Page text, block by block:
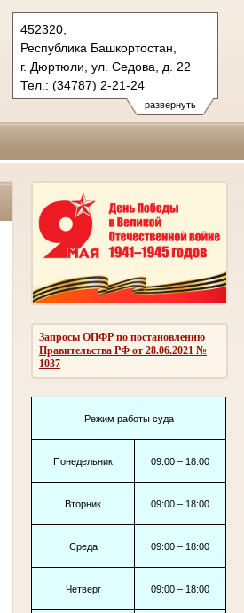
развернуть
452320,
Республика Башкортостан,
г. Дюртюли, ул. Седова, д. 22
Тел.: (34787) 2-21-24
diurtiulinsky.bkr@sudrf.ru
показать на карте
Запросы ОПФР по постановлению
Правительства РФ от 28.06.2021 №
1037
Режим работы суда
Понедельник 09:00 – 18:00
Вторник 09:00 – 18:00
Среда 09:00 – 18:00
Четверг 09:00 – 18:00